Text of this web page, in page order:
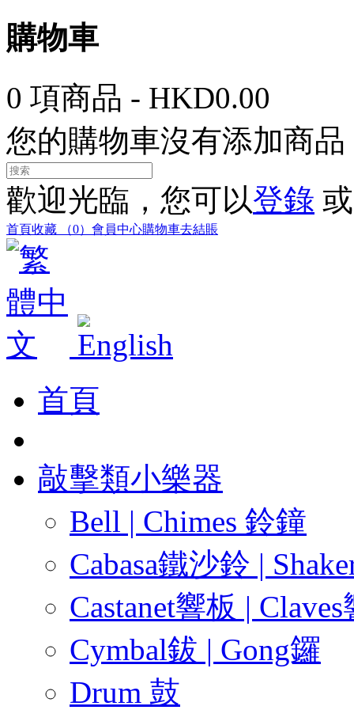
購物車
0 項商品 - HKD0.00
您的購物車沒有添加商品
歡迎光臨，您可以登錄
首頁收藏 （0） 會員中心購物車去結賬
首頁
敲擊類小樂器
Bell | Chimes 鈴鐘
Cabasa鐵沙鈴 |
Castanet響板 |
Cymbal鈸 | Gong鑼
Drum 鼓